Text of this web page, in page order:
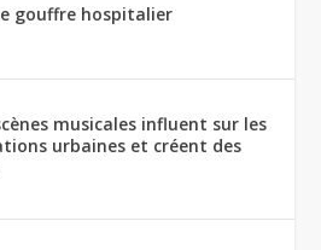
gouffre hospitalier
musicales influent sur les
urbaines et créent des